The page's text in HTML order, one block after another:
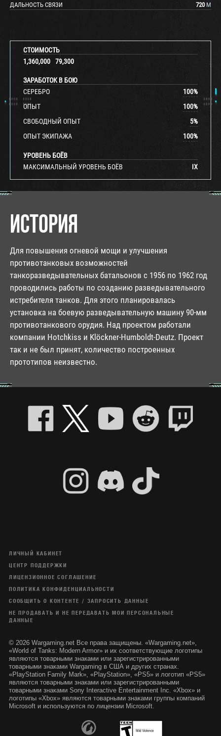
СТОИМОСТЬ
1,360,000
79,300
ЗАРАБОТОК В БОЮ
СЕРЕБРО
100%
ОПЫТ
100%
СВОБОДНЫЙ ОПЫТ
5%
ОПЫТ ЭКИПАЖА
100%
УРОВЕНЬ БОЁВ
МАКСИМАЛЬНЫЙ УРОВЕНЬ БОЁВ
IX
ДАЛЬНОСТЬ СВЯЗИ 720 М
ИСТОРИЯ
Для повышения огневой мощи и улучшения
противотанковых возможностей
танкоразведывательных батальонов с 1956 по 1962 год
проводились работы по созданию разведывательного
истребителя танков. Для этого планировалась
установка на боевую разведывательную машину 90-мм
противотанкового орудия. Над проектом работали
компании Hotchkiss и Klöckner-Humboldt-Deutz. Проект
так и не был принят, количество построенных
прототипов неизвестно.
ЛИЧНЫЙ КАБИНЕТ
ЦЕНТР ПОДДЕРЖКИ
ЛИЦЕНЗИОННОЕ СОГЛАШЕНИЕ
ПОЛИТИКА КОНФИДЕНЦИАЛЬНОСТИ
СООБЩИТЬ О КОНТЕНТЕ / ЗАПРОСИТЬ ДАННЫЕ
НЕ ПРОДАВАТЬ И НЕ ПЕРЕДАВАТЬ МОИ ПЕРСОНАЛЬНЫЕ
ДАННЫЕ
© 2026 Wargaming.net Все права защищены. «Wargaming.net»,
«World of Tanks: Modern Armor» и их соответствующие логотипы
являются товарными знаками или зарегистрированными
товарными знаками Wargaming в США и других странах.
«PlayStation Family Mark», «PlayStation», «PS5» и логотип «PS5»
являются товарными знаками или зарегистрированными
товарными знаками Sony Interactive Entertainment Inc. «Xbox» и
логотипы «Xbox» являются товарными знаками группы компаний
Microsoft и используются по лицензии Microsoft.